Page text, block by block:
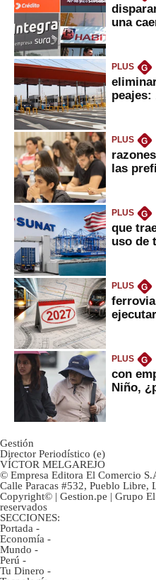
una
PLUS G
PLUS G
las
PLUS G
que
uso de
PLUS G
PLUS G
con
Niño,
Gestión
Director Periodístico (e)
VÍCTOR MELGAREJO
© Empresa Editora El Comercio
Calle Paracas #532, Pueblo Libre,
Copyright© | Gestion.pe | Grupo
reservados
SECCIONES:
Portada -
Economía -
Mundo -
Perú -
Tu Dinero -